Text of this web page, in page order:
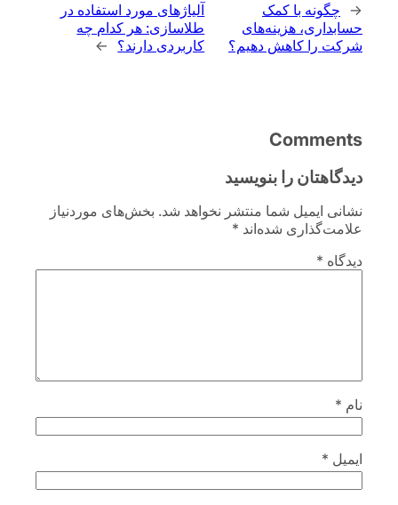
← چگونه با کمک
حسابداری، هزینه‌های
شرکت را کاهش دهیم؟
آلیاژهای مورد استفاده در
طلاسازی: هر کدام چه
کاربردی دارند؟
→
Comments
دیدگاهتان را بنویسید
نشانی ایمیل شما منتشر نخواهد شد. بخش‌های موردنیاز
علامت‌گذاری شده‌اند *
دیدگاه *
نام *
ایمیل *